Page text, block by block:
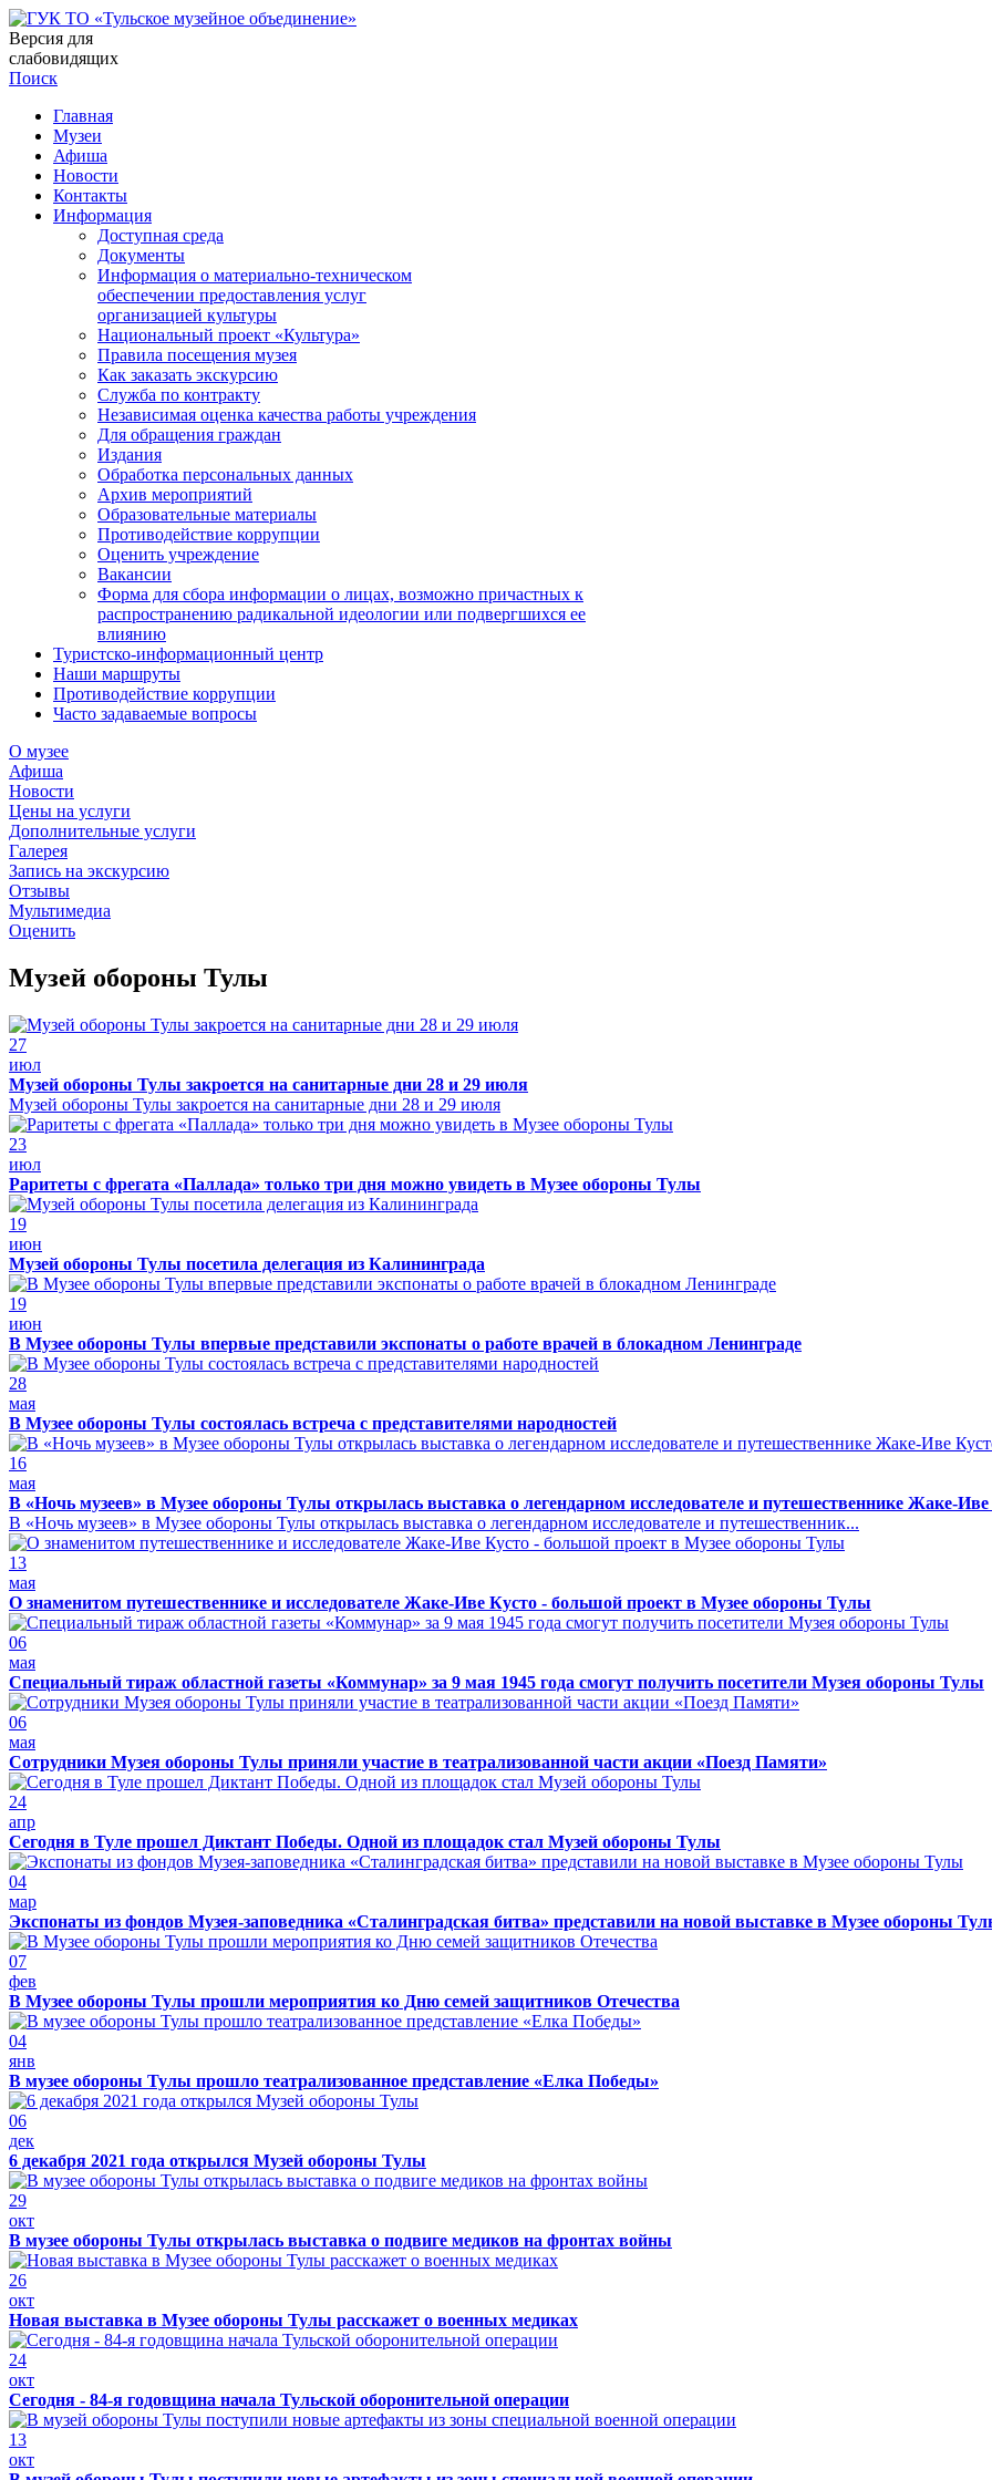
Версия для
слабовидящих
Поиск
Главная
Музеи
Афиша
Новости
Контакты
Информация
Доступная среда
Документы
Информация о материально-техническом
обеспечении предоставления услуг
организацией культуры
Национальный проект «Культура»
Правила посещения музея
Как заказать экскурсию
Служба по контракту
Независимая оценка качества работы учреждения
Для обращения граждан
Издания
Обработка персональных данных
Архив мероприятий
Образовательные материалы
Противодействие коррупции
Оценить учреждение
Вакансии
Форма для сбора информации о лицах, возможно причастных к
распространению радикальной идеологии или подвергшихся ее
влиянию
Туристско-информационный центр
Наши маршруты
Противодействие коррупции
Часто задаваемые вопросы
О музее
Афиша
Новости
Цены на услуги
Дополнительные услуги
Галерея
Запись на экскурсию
Отзывы
Мультимедиа
Оценить
Музей обороны Тулы
27
июл
Музей обороны Тулы закроется на санитарные дни 28 и 29 июля
Музей обороны Тулы закроется на санитарные дни 28 и 29 июля
23
июл
Раритеты с фрегата «Паллада» только три дня можно увидеть в Музее обороны Тулы
19
июн
Музей обороны Тулы посетила делегация из Калининграда
19
июн
В Музее обороны Тулы впервые представили экспонаты о работе врачей в блокадном Ленинграде
28
мая
В Музее обороны Тулы состоялась встреча с представителями народностей
16
мая
В «Ночь музеев» в Музее обороны Тулы открылась выставка о легендарном исследователе и путешественнике Жаке-
В «Ночь музеев» в Музее обороны Тулы открылась выставка о легендарном исследователе и путешественник...
13
мая
О знаменитом путешественнике и исследователе Жаке-Иве Кусто - большой проект в Музее обороны Тулы
06
мая
Специальный тираж областной газеты «Коммунар» за 9 мая 1945 года смогут получить посетители Музея обороны Тулы
06
мая
Сотрудники Музея обороны Тулы приняли участие в театрализованной части акции «Поезд Памяти»
24
апр
Сегодня в Туле прошел Диктант Победы. Одной из площадок стал Музей обороны Тулы
04
мар
Экспонаты из фондов Музея-заповедника «Сталинградская битва» представили на новой выставке в Музее обороны
07
фев
В Музее обороны Тулы прошли мероприятия ко Дню семей защитников Отечества
04
янв
В музее обороны Тулы прошло театрализованное представление «Елка Победы»
06
дек
6 декабря 2021 года открылся Музей обороны Тулы
29
окт
В музее обороны Тулы открылась выставка о подвиге медиков на фронтах войны
26
окт
Новая выставка в Музее обороны Тулы расскажет о военных медиках
24
окт
Сегодня - 84-я годовщина начала Тульской оборонительной операции
13
окт